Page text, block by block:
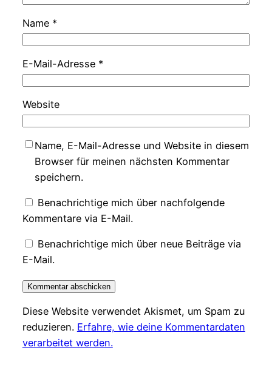
Name *
E-Mail-Adresse *
Website
Name, E-Mail-Adresse und Website in diesem
Browser für meinen nächsten Kommentar
speichern.
Benachrichtige mich über nachfolgende
Kommentare via E-Mail.
Benachrichtige mich über neue Beiträge via
E-Mail.
Diese Website verwendet Akismet, um Spam zu
reduzieren. Erfahre, wie deine Kommentardaten
verarbeitet werden.